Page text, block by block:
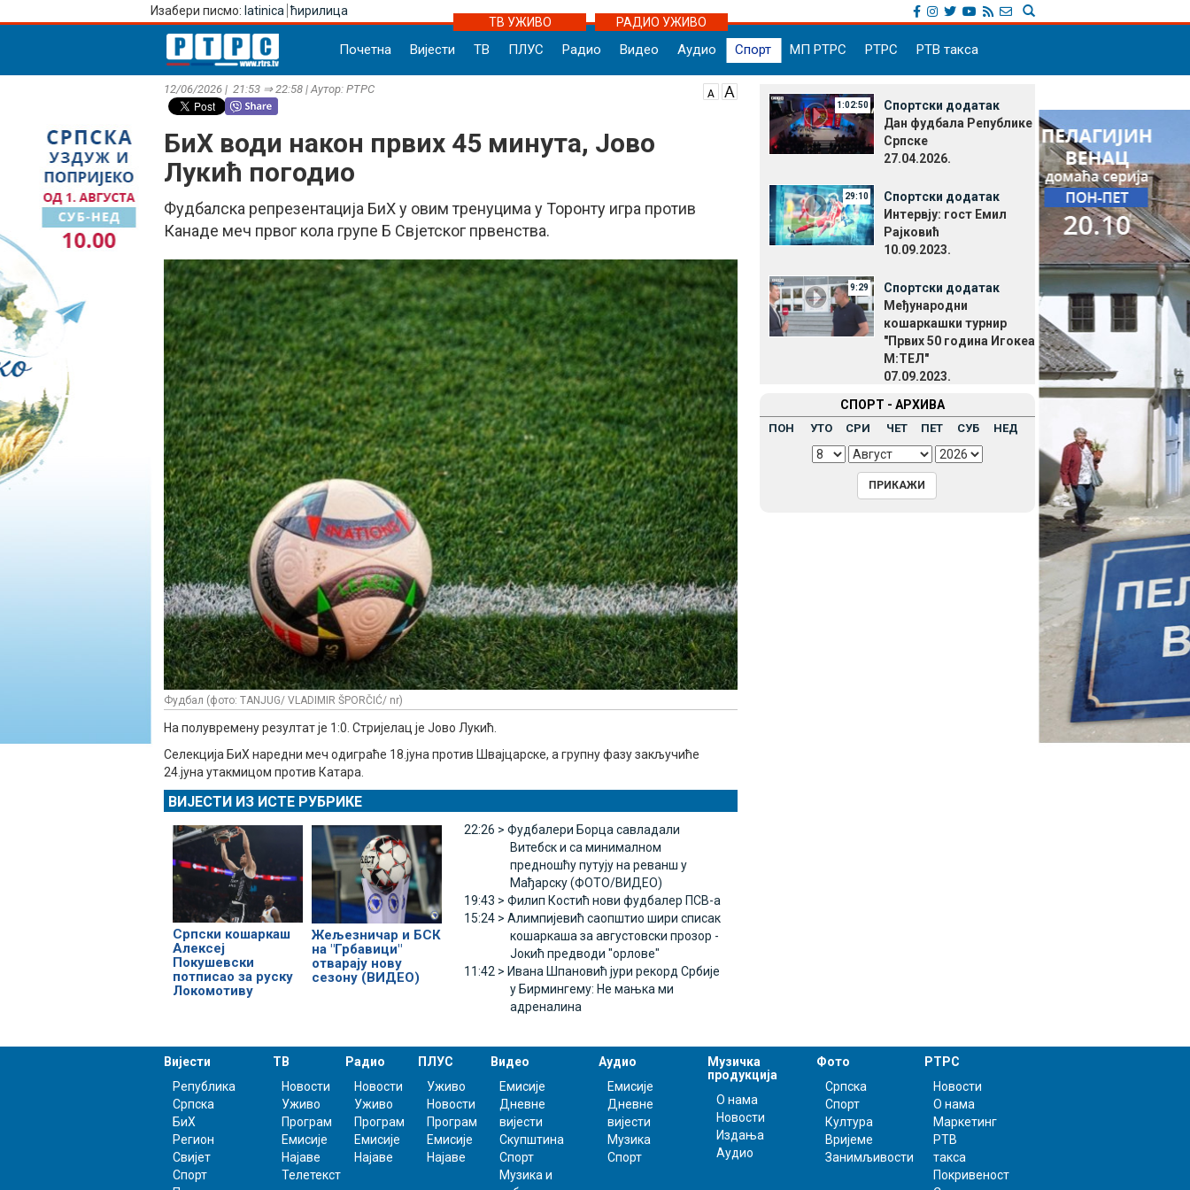
Изабери писмо: latinica ћирилица
ТВ УЖИВО
РАДИО УЖИВО
Почетна Вијести ТВ ПЛУС Радио Видео Аудио Спорт МП РТРС РТРС РТВ такса
12/06/2026 | 21:53 ⇒ 22:58 | Аутор: РТРС
БиХ води након првих 45 минута, Јово
Лукић погодио
Фудбалска репрезентација БиХ у овим тренуцима у Торонту игра против
Канаде меч првог кола групе Б Свјетског првенства.
Фудбал (фото: TANJUG/ VLADIMIR ŠPORČIĆ/ nr)
На полувремену резултат је 1:0. Стријелац је Јово Лукић.
Селекција БиХ наредни меч одиграће 18.јуна против Швајцарске, а групну фазу закључиће
24.јуна утакмицом против Катара.
ВИЈЕСТИ ИЗ ИСТЕ РУБРИКЕ
Српски кошаркаш
Алексеј
Покушевски
потписао за руску
Локомотиву
Жељезничар и БСК
на "Грбавици"
отварају нову
сезону (ВИДЕО)
22:26 > Фудбалери Борца савладали
Витебск и са минималном
предношћу путују на реванш у
Мађарску (ФОТО/ВИДЕО)
19:43 > Филип Костић нови фудбалер ПСВ-а
15:24 > Алимпијевић саопштио шири списак
кошаркаша за августовски прозор -
Јокић предводи "орлове"
11:42 > Ивана Шпановић јури рекорд Србије
у Бирмингему: Не мањка ми
адреналина
1:02:50
Спортски додатак
Дан фудбала Републике
Српске
27.04.2026.
29:10
Спортски додатак
Интервју: гост Емил
Рајковић
10.09.2023.
9:29
Спортски додатак
Међународни
кошаркашки турнир
"Првих 50 година Игокеа
М:ТЕЛ"
07.09.2023.
СПОРТ - АРХИВА
ПОН УТО СРИ ЧЕТ ПЕТ СУБ НЕД
Вијести
Република
Српска
БиХ
Регион
Свијет
Спорт
ТВ
Новости
Уживо
Програм
Емисије
Најаве
Телетекст
Радио
Новости
Уживо
Програм
Емисије
Најаве
ПЛУС
Уживо
Новости
Програм
Емисије
Најаве
Видео
Емисије
Дневне
вијести
Скупштина
Спорт
Музика и
Аудио
Емисије
Дневне
вијести
Музика
Спорт
Музичка
продукција
О нама
Новости
Издања
Аудио
Фото
Српска
Спорт
Култура
Вријеме
Занимљивости
РТРС
Новости
О нама
Маркетинг
РТВ
такса
Покривеност